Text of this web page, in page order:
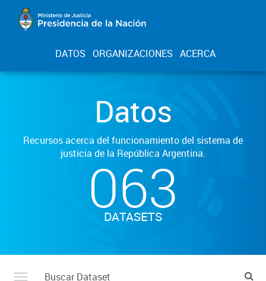
DATOS ORGANIZACIONES ACERCA
Datos
Recursos acerca del funcionamiento del sistema de
justicia de la República Argentina.
063
DATASETS